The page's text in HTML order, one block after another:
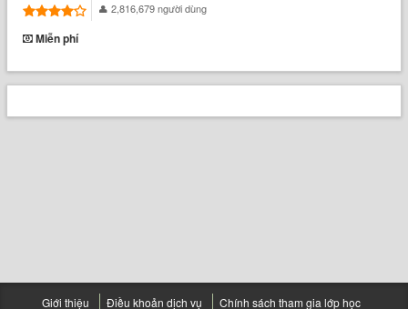
2,816,679 người dùng
Miễn phí
Giới thiệu Điều khoản dịch vụ Chính sách tham gia lớp học